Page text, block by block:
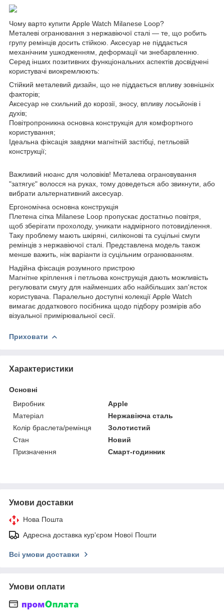
Чому варто купити Apple Watch Milanese Loop?
Металеві огранювання з нержавіючої сталі — те, що робить
групу ремінців досить стійкою. Аксесуар не піддається
механічним ушкодженням, деформації чи знебарвленню.
Серед інших позитивних функціональних аспектів досвідчені
користувачі виокремлюють:
Стійкий металевий дизайн, що не піддається впливу зовнішніх
факторів;
Аксесуар не схильний до корозії, зносу, впливу лосьйонів і
духів;
Повітропроникна основна конструкція для комфортного
користування;
Ідеальна фіксація завдяки магнітній застібці, петльовій
конструкції;
Важливий нюанс для чоловіків! Металева ограновування
"затягує" волосся на руках, тому доведеться або звикнути, або
вибрати альтернативний аксесуар.
Ергономічна основна конструкція
Плетена сітка Milanese Loop пропускає достатньо повітря,
щоб зберігати прохолоду, уникати надмірного потовиділення.
Таку проблему мають шкіряні, силіконові та суцільні смуги
ремінців з нержавіючої сталі. Представлена ​​модель також
менше важить, ніж варіанти із суцільним огранюванням.
Надійна фіксація розумного пристрою
Магнітне кріплення і петльова конструкція дають можливість
регулювати смугу для найменших або найбільших зап'ясток
користувача. Паралельно доступні колекції Apple Watch
вимагає додаткового посібника щодо підбору розмірів або
візуальної примірювальної сесії.
Приховати
Характеристики
Основні
Виробник
Apple
Матеріал
Нержавіюча сталь
Колір браслета/ремінця
Золотистий
Стан
Новий
Призначення
Смарт-годинник
Умови доставки
Нова Пошта
Адресна доставка кур'єром Нової Пошти
Всі умови доставки
Умови оплати